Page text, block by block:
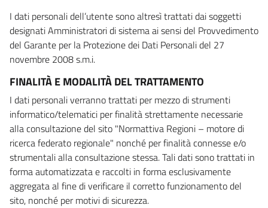
I dati personali dell’utente sono altresì trattati dai soggetti
designati Amministratori di sistema ai sensi del Provvedimento
del Garante per la Protezione dei Dati Personali del 27
novembre 2008 s.m.i.
FINALITÀ E MODALITÀ DEL TRATTAMENTO
I dati personali verranno trattati per mezzo di strumenti
informatico/telematici per finalità strettamente necessarie
alla consultazione del sito "Normattiva Regioni – motore di
ricerca federato regionale" nonché per finalità connesse e/o
strumentali alla consultazione stessa. Tali dati sono trattati in
forma automatizzata e raccolti in forma esclusivamente
aggregata al fine di verificare il corretto funzionamento del
sito, nonché per motivi di sicurezza.